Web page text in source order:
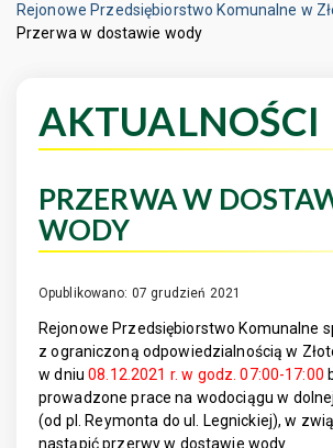
Rejonowe Przedsiębiorstwo Komunalne w
Przerwa w dostawie wody
AKTUALNOŚCI
PRZERWA W
WODY
Opublikowano: 07 grudzień 2021
Rejonowe Przedsiębiorstwo Komunalne
z ograniczoną odpowiedzialnością w
w dniu08.12.2021 r. w godz. 07:00-17:00
prowadzone prace na wodociągu w
(od pl. Reymonta do ul. Legnickiej), w
nastąpić przerwy w dostawie wody.